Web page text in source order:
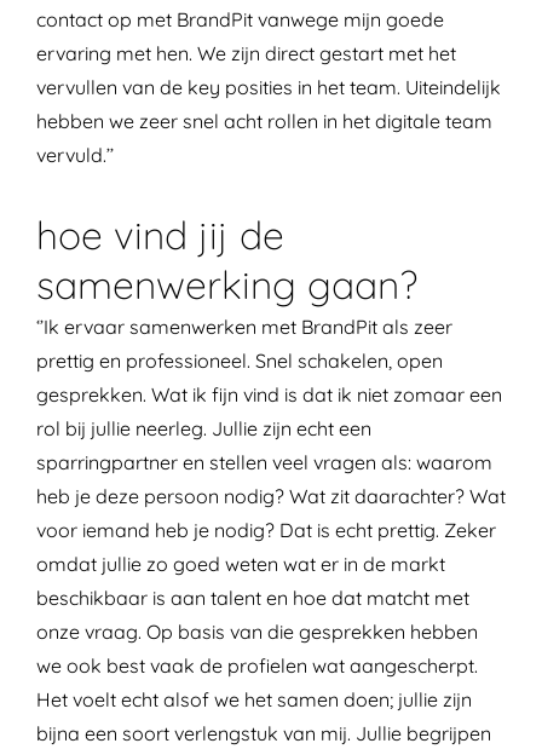
contact op met BrandPit vanwege mijn goede
ervaring met hen. We zijn direct gestart met het
vervullen van de key posities in het team. Uiteindelijk
hebben we zeer snel acht rollen in het digitale team
vervuld.’’
hoe vind jij de
samenwerking gaan?
‘’Ik ervaar samenwerken met BrandPit als zeer
prettig en professioneel. Snel schakelen, open
gesprekken. Wat ik fijn vind is dat ik niet zomaar een
rol bij jullie neerleg. Jullie zijn echt een
sparringpartner en stellen veel vragen als: waarom
heb je deze persoon nodig? Wat zit daarachter? Wat
voor iemand heb je nodig? Dat is echt prettig. Zeker
omdat jullie zo goed weten wat er in de markt
beschikbaar is aan talent en hoe dat matcht met
onze vraag. Op basis van die gesprekken hebben
we ook best vaak de profielen wat aangescherpt.
Het voelt echt alsof we het samen doen; jullie zijn
bijna een soort verlengstuk van mij. Jullie begrijpen